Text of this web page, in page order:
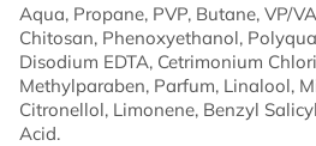
Aqua, Propane, PVP, Butane, VP/
Chitosan, Phenoxyethanol,
Disodium EDTA, Cetrimonium
Methylparaben, Parfum, Linalool,
Citronellol, Limonene, Benzyl
Acid.